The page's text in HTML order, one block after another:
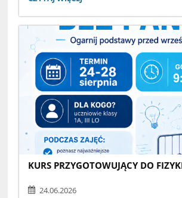
Patronackiej eTwinning: pana Marcina
Michała Sośnickiego!
NASZEJ
SZKOŁY
OD
MEN!:
KURS PRZYGOTOWUJĄCY DO
24.06.2026